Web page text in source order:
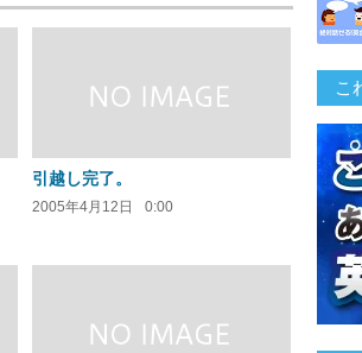
引越し完了。
2005年4月12日 0:00
こ